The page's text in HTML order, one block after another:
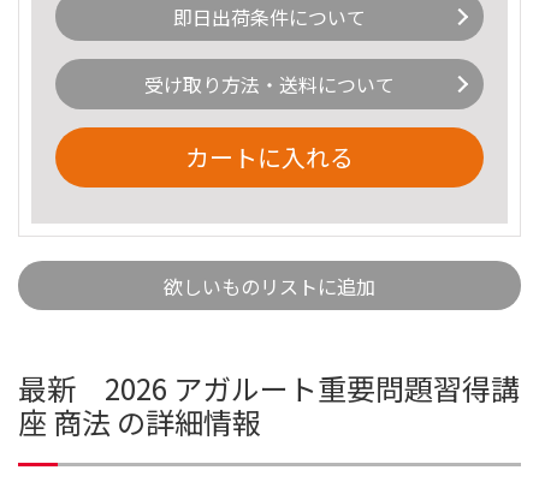
即日出荷条件について
受け取り方法・送料について
カートに入れる
欲しいものリストに追加
最新 2026 アガルート重要問題習得講
座 商法 の詳細情報